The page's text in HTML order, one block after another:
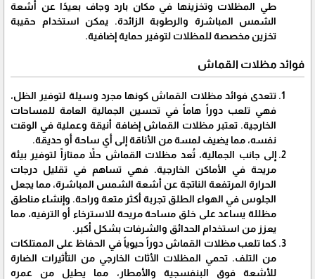
طي المظلات وتخزينها في مكان بارد وجاف بعيدًا عن أشعة
الشمس المباشرة والرطوبة الزائدة. يمكن استخدام حقيبة
تخزين مخصصة للمظلات لتوفير حماية إضافية.
فوائد مظلات القماش
تتعدى فوائد مظلات القماش كونها مجرد وسيلة لتوفير الظل،
فهي تلعب دوراً هاماً في تحسين الجمالية العامة للمساحات
الخارجية. تعتبر مظلات القماش إضافة أنيقة وعملية في الوقت
نفسه، مما يضيف لمسة من الأناقة إلى أي ساحة أو حديقة.
إلى جانب الجمالية، تُعد مظلات القماش حلاً ممتازاً لتوفير بيئة
مريحة في الأماكن الخارجية. فهي تساهم في تقليل درجات
الحرارة المرتفعة الناتجة عن أشعة الشمس المباشرة، مما يجعل
الجلوس في الهواء الطلق تجربة أكثر متعة وراحة. وإنشاء مناطق
مظللة يساعد على خلق مساحة مريحة للاسترخاء أو الترفيه، مما
يعزز من استخدام الحدائق والشرفات بشكل أكبر.
كما تلعب مظلات القماش دوراً حيوياً في الحفاظ على الممتلكات
من التلف. تحمي المظلات الأثاث الخارجي من التأثيرات الضارة
للأشعة فوق البنفسجية والأمطار، مما يطيل من عمره